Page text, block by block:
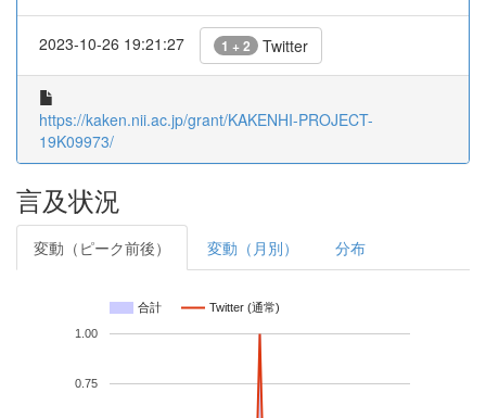
2023-10-26 19:21:27 1 + 2 Twitter
https://kaken.nii.ac.jp/grant/KAKENHI-PROJECT-
19K09973/
言及状況
変動（ピーク前後） 変動（月別） 分布
合計 Twitter (通常)
0.75
1.00